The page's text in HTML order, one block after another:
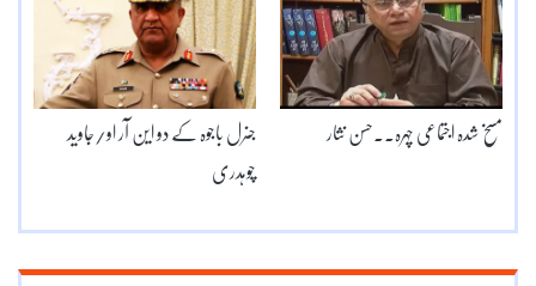
جنرل باجوہ کے دو این آر او/جاوید
چوہدری
مسخ شدہ اجتماعی چہرہ۔۔حسن نثار